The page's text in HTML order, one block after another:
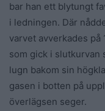
bar han ett blytungt
i ledningen. Där
varvet avverkades på
som gick i slutkurvan
lugn bakom sin
gasen i botten på
överlägsen seger.